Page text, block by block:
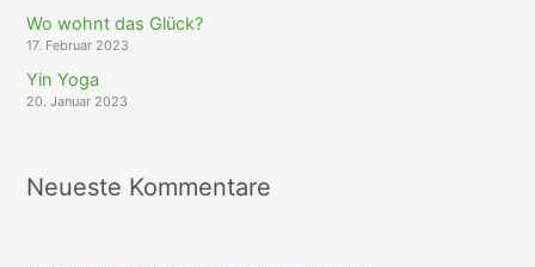
Wo wohnt das Glück?
17. Februar 2023
Yin Yoga
20. Januar 2023
Neueste Kommentare